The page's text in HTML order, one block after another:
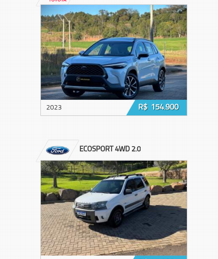
2023 R$ 154.900
ECOSPORT 4WD 2.0